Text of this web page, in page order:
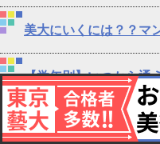
美大にいくには？？マ
【学年別】いつから通
このサイトは2018年7月時点の情
各校の公式